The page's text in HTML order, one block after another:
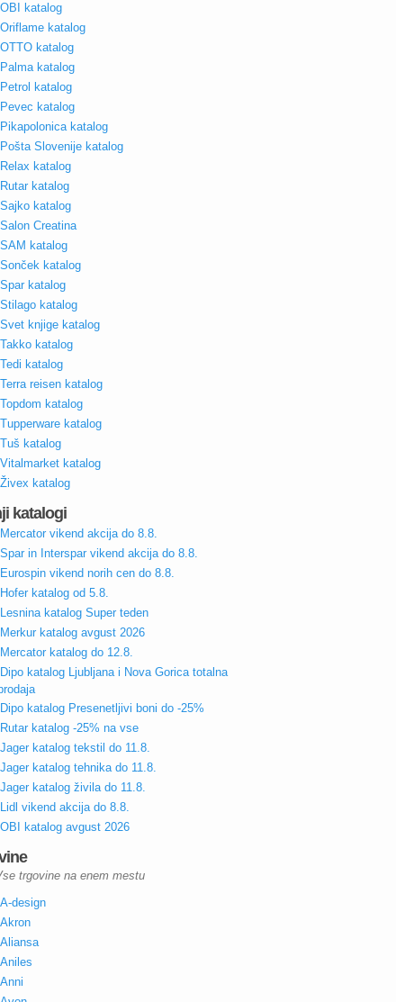
OBI katalog
Oriflame katalog
OTTO katalog
Palma katalog
Petrol katalog
Pevec katalog
Pikapolonica katalog
Pošta Slovenije katalog
Relax katalog
Rutar katalog
Sajko katalog
Salon Creatina
SAM katalog
Sonček katalog
Spar katalog
Stilago katalog
Svet knjige katalog
Takko katalog
Tedi katalog
Terra reisen katalog
Topdom katalog
Tupperware katalog
Tuš katalog
Vitalmarket katalog
Živex katalog
katalogi
Mercator vikend akcija do 8.8.
Spar in Interspar vikend akcija do 8.8.
Eurospin vikend norih cen do 8.8.
Hofer katalog od 5.8.
Lesnina katalog Super teden
Merkur katalog avgust 2026
Mercator katalog do 12.8.
Dipo katalog Ljubljana i Nova Gorica totalna
Dipo katalog Presenetljivi boni do -25%
Rutar katalog -25% na vse
Jager katalog tekstil do 11.8.
Jager katalog tehnika do 11.8.
Jager katalog živila do 11.8.
Lidl vikend akcija do 8.8.
OBI katalog avgust 2026
trgovine na enem mestu
A-design
Akron
Aliansa
Aniles
Anni